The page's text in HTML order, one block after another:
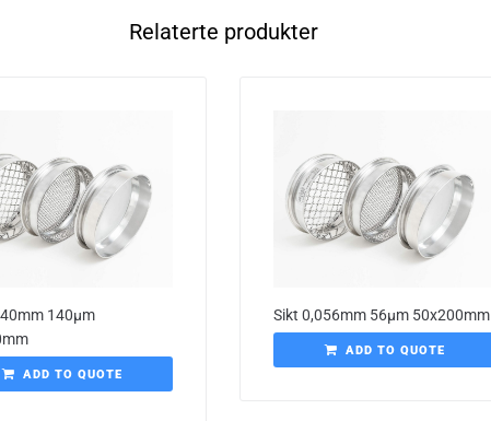
Relaterte produkter
140µm
ADD TO QUOTE
Sikt 0,056mm 56µm 50x200mm
ADD TO QUOTE